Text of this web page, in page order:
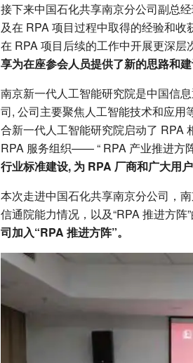
接下来中国石化共享南京分公司副总
及在 RPA 项目过程中取得的经验和收
在 RPA 项目后续的工作中开展更深层
享为在座参会人员提供了新的思路和建
南京新一代人工智能研究院是中国信
司, 公司主要聚焦人工智能技术和应用
合新一代人工智能研究院启动了 RPA
RPA 服务组织—— “ RPA 产业推进方阵
行业标准建设, 为 RPA 厂商和广大用
本次走进中国石化共享南京分公司，
信通院能力情况，以及“RPA 推进方
司加入“RPA 推进方阵”。